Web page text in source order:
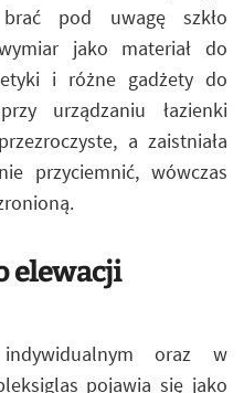
pod uwagę szkło
jako materiał do
i różne gadżety do
urządzaniu łazienki
a zaistniała
przyciemnić, wówczas
elewacji
oraz w
pojawia się jako